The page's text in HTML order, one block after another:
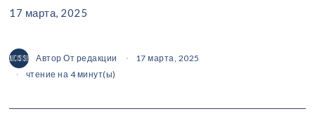
17 марта, 2025
АвторОт редакции
17 марта, 2025
чтение на 4 минут(ы)